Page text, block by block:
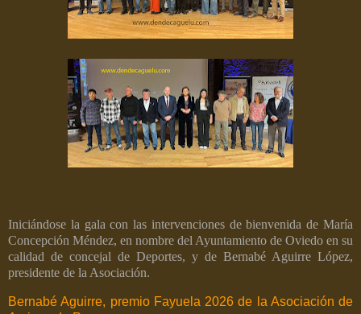
Iniciándose la gala con las intervenciones de bienvenida de María
Concepción Méndez, en nombre del Ayuntamiento de Oviedo en su
calidad de concejal de Deportes, y de Bernabé Aguirre López,
presidente de la Asociación.
Bernabé Aguirre, premio Fayuela 2026 de la Asociación de